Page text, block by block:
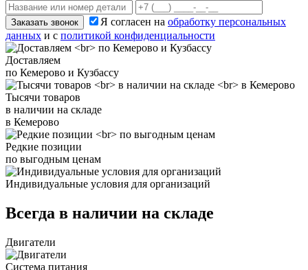
Заказать звонок Я согласен на обработку персональных
данных и с политикой конфиденциальности
Доставляем
по Кемерово и Кузбассу
Тысячи товаров
в наличии на складе
в Кемерово
Редкие позиции
по выгодным ценам
Индивидуальные условия для организаций
Всегда в наличии на складе
Двигатели
Система питания